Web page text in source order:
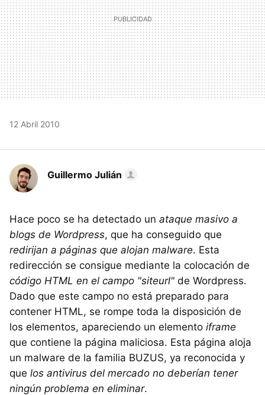
12 Abril 2010
Guillermo Julián
Hace poco se ha detectado un ataque masivo a
blogs de Wordpress, que ha conseguido que
redirijan a páginas que alojan malware. Esta
redirección se consigue mediante la colocación de
código HTML en el campo "siteurl" de Wordpress.
Dado que este campo no está preparado para
contener HTML, se rompe toda la disposición de
los elementos, apareciendo un elemento iframe
que contiene la página maliciosa. Esta página aloja
un malware de la familia BUZUS, ya reconocida y
que los antivirus del mercado no deberían tener
ningún problema en eliminar.